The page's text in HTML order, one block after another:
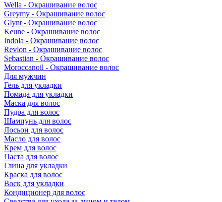
Wella - Окрашивание волос
Greymy - Окрашивание волос
Glynt - Окрашивание волос
Keune - Окрашивание волос
Indola - Окрашивание волос
Revlon - Окрашивание волос
Sebastian - Окрашивание волос
Moroccanoil - Окрашивание волос
Для мужчин
Гель для укладки
Помада для укладки
Маска для волос
Пудра для волос
Шампунь для волос
Лосьон для волос
Масло для волос
Крем для волос
Паста для волос
Глина для укладки
Краска для волос
Воск для укладки
Кондиционер для волос